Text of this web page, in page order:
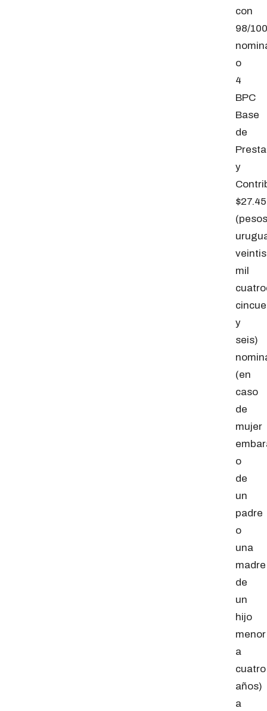
con
98/
o
4
BPC
Base
de
y
(pesos
mil
y
seis)
(en
caso
de
mujer
o
de
un
padre
o
una
madre
de
un
hijo
menor
a
cuatro
años)
a